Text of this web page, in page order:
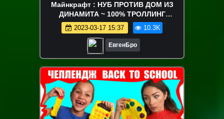
Майнкрафт : НУБ ПРОТИВ ДОМ ИЗ
ДИНАМИТА ~ 100% ТРОЛЛИНГ
НЕВИДИМКОЙ И ЗАЩИТА ОТ НУБА /
НУБИК MINECRAFT
2023-03-17 15:37 10.3K
ЕвгенБро